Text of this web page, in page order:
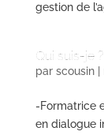
gestion de
Qui suis-je ?
par scousin|
-Formatrice
en dialogue